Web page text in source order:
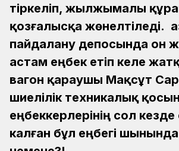
тіркеліп, жылжымалы
қозғалысқа жөнелтіледі.
пайдалану депосында он
астам еңбек етіп келе
вагон қараушы Мақсұт
шиелілік техникалық қосын
еңбеккерлерінің сол кезде
калған бұл еңбегі